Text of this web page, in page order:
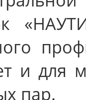
и для
пар.